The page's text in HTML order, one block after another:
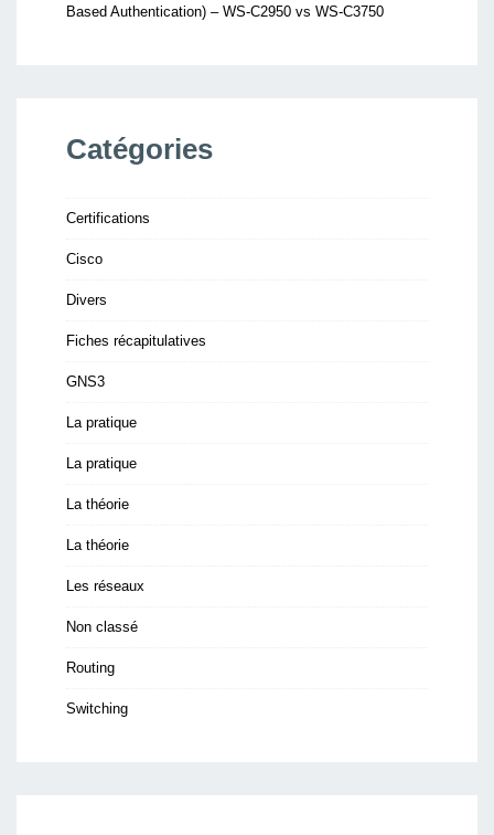
Based Authentication) – WS-C2950 vs WS-C3750
Catégories
Certifications
Cisco
Divers
Fiches récapitulatives
GNS3
La pratique
La pratique
La théorie
La théorie
Les réseaux
Non classé
Routing
Switching